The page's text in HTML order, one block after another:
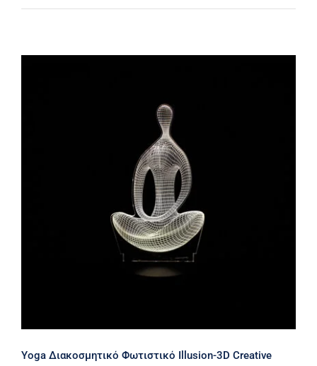
Yoga Διακοσμητικό Φωτιστικό
Illusion-3D Creative Visualization
Lamp USB ΟΕΜ
Yoga Διακοσμητικό Φωτιστικό Illusion-3D Creative